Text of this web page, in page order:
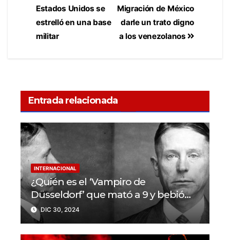
Migración de México
darle un trato digno
a los venezolanos
Estados Unidos se
estrelló en una base
militar
Entrada relacionada
INTERNACIONAL
¿Quién es el ‘Vampiro de
Düsseldorf’ que mató a 9 y bebió
sangre de sus víctimas?
DIC 30, 2024